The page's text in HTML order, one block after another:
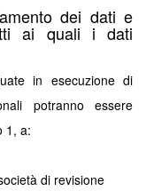
dei dati e
ai quali i dati
in esecuzione di
potranno essere
1, a:
di revisione